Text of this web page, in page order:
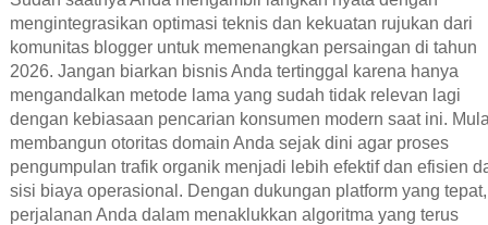
mengintegrasikan optimasi teknis dan kekuatan rujukan dari
komunitas blogger untuk memenangkan persaingan di tahun
2026. Jangan biarkan bisnis Anda tertinggal karena hanya
mengandalkan metode lama yang sudah tidak relevan lagi
dengan kebiasaan pencarian konsumen modern saat ini.
membangun otoritas domain Anda sejak dini agar proses
pengumpulan trafik organik menjadi lebih efektif dan efisien
sisi biaya operasional. Dengan dukungan platform yang tepat,
perjalanan Anda dalam menaklukkan algoritma yang terus